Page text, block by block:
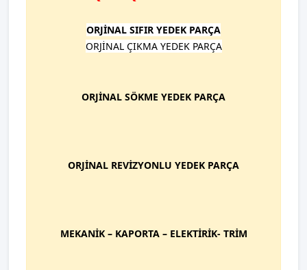
ORJİNAL SIFIR YEDEK PARÇA
ORJİNAL ÇIKMA YEDEK PARÇA
ORJİNAL SÖKME YEDEK PARÇA
ORJİNAL REVİZYONLU YEDEK PARÇA
MEKANİK – KAPORTA – ELEKTİRİK- TRİM